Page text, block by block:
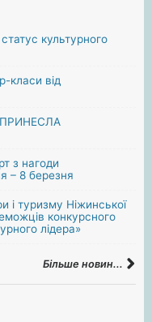
культурного
класи від
з нагоди
– 8 березня
і туризму Ніжинської
конкурсного
лідера»
Більше новин...